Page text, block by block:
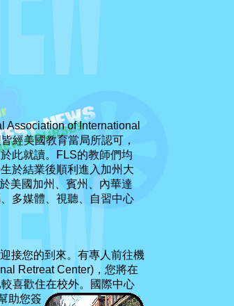
Association of International
經美國教育當局所認可，
此就讀。FLS的教師們均
於結業後順利進入加州大
美國加州、賓州、內華達
多媒體、視聽、自習中心
接您的到來。有專人前往機
Retreat Center)，您將在
喜歡住在校外。國際中心
助您簽